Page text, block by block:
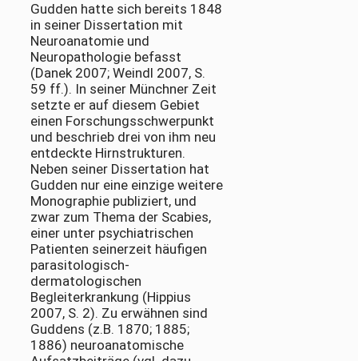
Gudden hatte sich bereits 1848
in seiner Dissertation mit
Neuroanatomie und
Neuropathologie befasst
(Danek 2007; Weindl 2007, S.
59 ff.). In seiner Münchner Zeit
setzte er auf diesem Gebiet
einen Forschungsschwerpunkt
und beschrieb drei von ihm neu
entdeckte Hirnstrukturen.
Neben seiner Dissertation hat
Gudden nur eine einzige weitere
Monographie publiziert, und
zwar zum Thema der Scabies,
einer unter psychiatrischen
Patienten seinerzeit häufigen
parasitologisch-
dermatologischen
Begleiterkrankung (Hippius
2007, S. 2). Zu erwähnen sind
Guddens (z.B. 1870; 1885;
1886) neuroanatomische